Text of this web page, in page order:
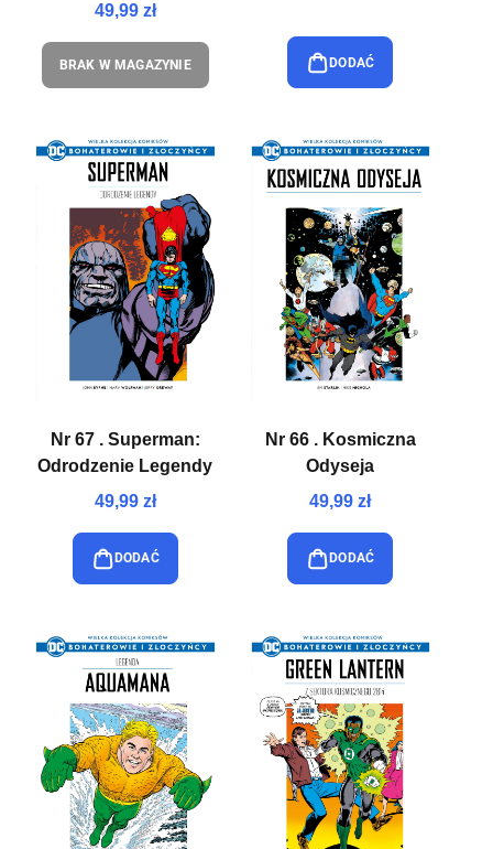
49,99 zł
BRAK W MAGAZYNIE DODAĆ
Nr 67 . Superman:
Odrodzenie Legendy
49,99 zł
DODAĆ
Nr 66 . Kosmiczna
Odyseja
49,99 zł
DODAĆ